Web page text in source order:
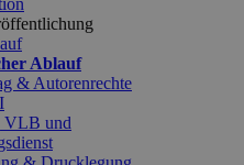
Ablauf
& Autorenrechte
VLB und